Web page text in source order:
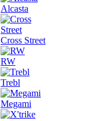
Alcasta
Cross Street
RW
Trebl
Megami